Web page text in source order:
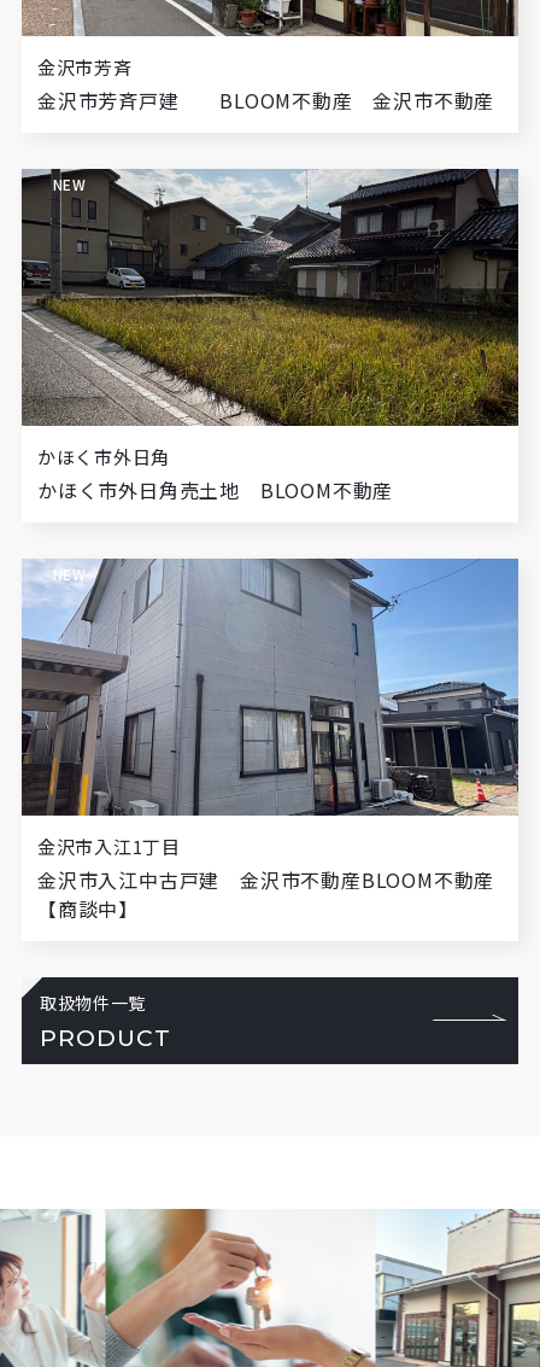
金沢市芳斉
金沢市芳斉戸建 BLOOM不動産 金沢市不動産
かほく市外日角
かほく市外日角売土地 BLOOM不動産
NEW
金沢市入江1丁目
金沢市入江中古戸建 金沢市不動産BLOOM不動産
【商談中】
NEW
取扱物件一覧
PRODUCT